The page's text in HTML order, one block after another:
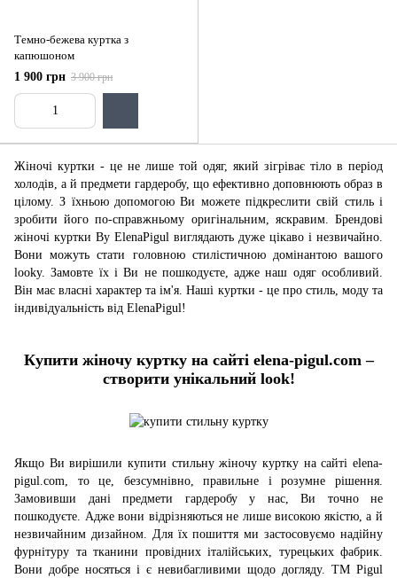
Темно-бежева куртка з
капюшоном
1 900 грн 3 900 грн
Жіночі куртки - це не лише той одяг, який зігріває тіло в період
холодів, а й предмети гардеробу, що ефективно доповнюють образ в
цілому. З їхньою допомогою Ви можете підкреслити свій стиль і
зробити його по-справжньому оригінальним, яскравим. Брендові
жіночі куртки By ElenaPigul виглядають дуже цікаво і незвичайно.
Вони можуть стати головною стилістичною домінантою вашого
lookу. Замовте їх і Ви не пошкодуєте, адже наш одяг особливий.
Він має власні характер та ім'я. Наші куртки - це про стиль, моду та
індивідуальність від ElenaPigul!
Купити жіночу куртку на сайті elena-pigul.com –
створити унікальний look!
Якщо Ви вирішили купити стильну жіночу куртку на сайті elena-
pigul.com, то це, безсумнівно, правильне і розумне рішення.
Замовивши дані предмети гардеробу у нас, Ви точно не
пошкодуєте. Адже вони відрізняються не лише високою якістю, а й
незвичайним дизайном. Для їх пошиття ми застосовуємо надійну
фурнітуру та тканини провідних італійських, турецьких фабрик.
Вони добре носяться і є невибагливими щодо догляду. TM Pigul